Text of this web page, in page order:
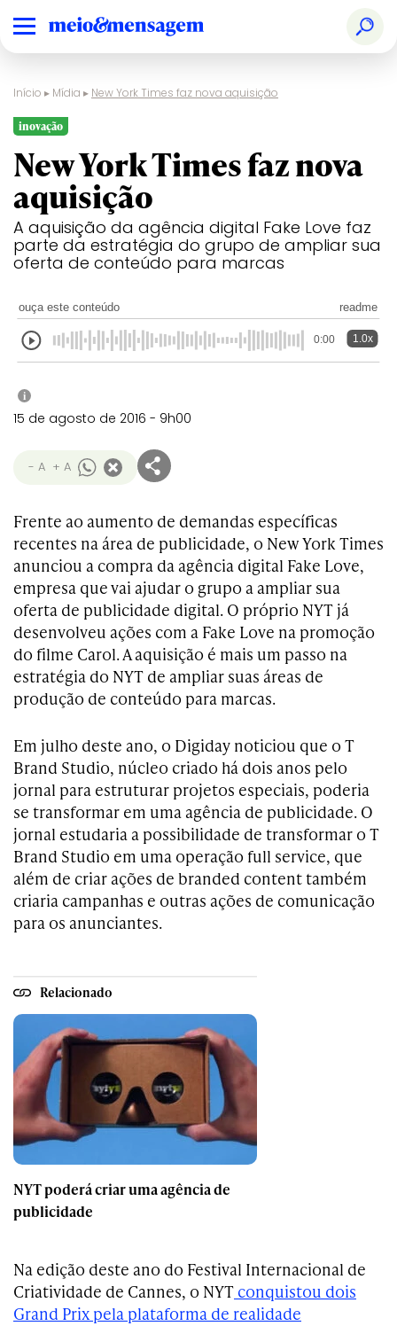
Início ▸ Mídia ▸ New York Times faz nova aquisição
inovação
New York Times faz nova
aquisição
A aquisição da agência digital Fake Love faz
parte da estratégia do grupo de ampliar sua
oferta de conteúdo para marcas
ouça este conteúdo readme
0:00 1.0x
i
15 de agosto de 2016 - 9h00
- A + A
Frente ao aumento de demandas específicas
recentes na área de publicidade, o New York Times
anunciou a compra da agência digital Fake Love,
empresa que vai ajudar o grupo a ampliar sua
oferta de publicidade digital. O próprio NYT já
desenvolveu ações com a Fake Love na promoção
do filme Carol. A aquisição é mais um passo na
estratégia do NYT de ampliar suas áreas de
produção de conteúdo para marcas.
Em julho deste ano, o Digiday noticiou que o T
Brand Studio, núcleo criado há dois anos pelo
jornal para estruturar projetos especiais, poderia
se transformar em uma agência de publicidade. O
jornal estudaria a possibilidade de transformar o T
Brand Studio em uma operação full service, que
além de criar ações de branded content também
criaria campanhas e outras ações de comunicação
para os anunciantes.
Relacionado
NYT poderá criar uma agência de
publicidade
Na edição deste ano do Festival Internacional de
Criatividade de Cannes, o NYT conquistou dois
Grand Prix pela plataforma de realidade